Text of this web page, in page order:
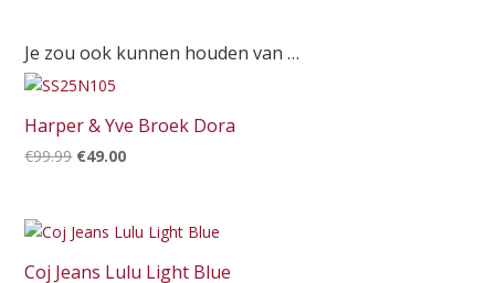
Je zou ook kunnen houden van …
Harper & Yve Broek Dora
€99.99 Oorspronkelijke
€99.99.
€49.00Huidige
€49.00.
Coj Jeans Lulu Light Blue